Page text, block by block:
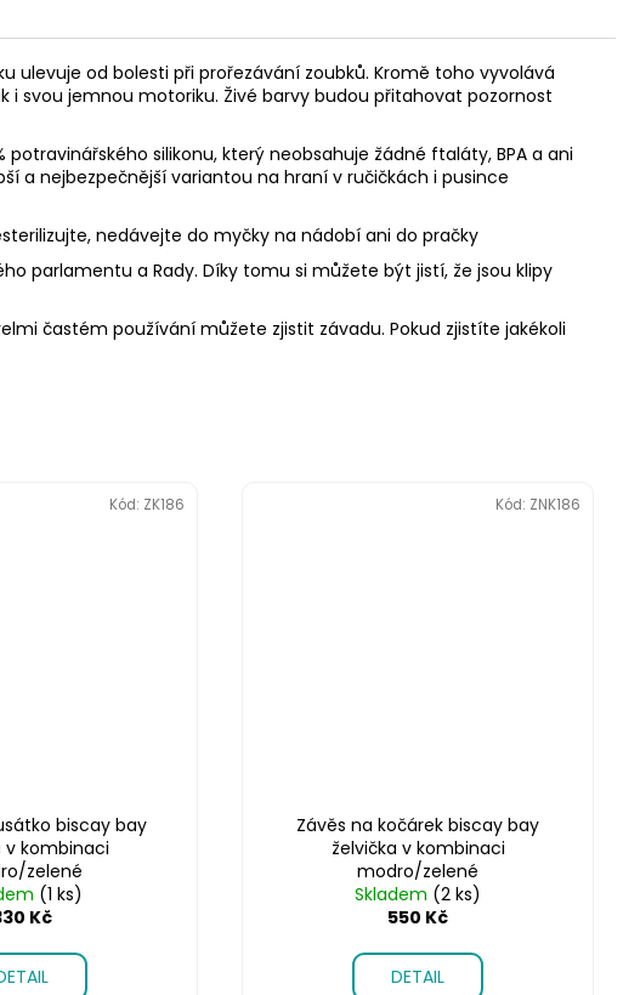
ulevuje od bolesti při prořezávání zoubků. Kromě toho vyvolává
svou jemnou motoriku. Živé barvy budou přitahovat pozornost
potravinářského silikonu, který neobsahuje žádné ftaláty, BPA a ani
a nejbezpečnější variantou na hraní v ručičkách i pusince
nedávejte do myčky na nádobí ani do pračky
parlamentu a Rady. Díky tomu si můžete být jistí, že jsou klipy
častém používání můžete zjistit závadu. Pokud zjistíte jakékoli
biscay bay
v kombinaci
zelené
(1 ks)
Kč
Kód: ZK186
Závěs na kočárek biscay bay
želvička v kombinaci
modro/zelené
Skladem (2 ks)
550 Kč
DETAIL
Kód: ZNK186